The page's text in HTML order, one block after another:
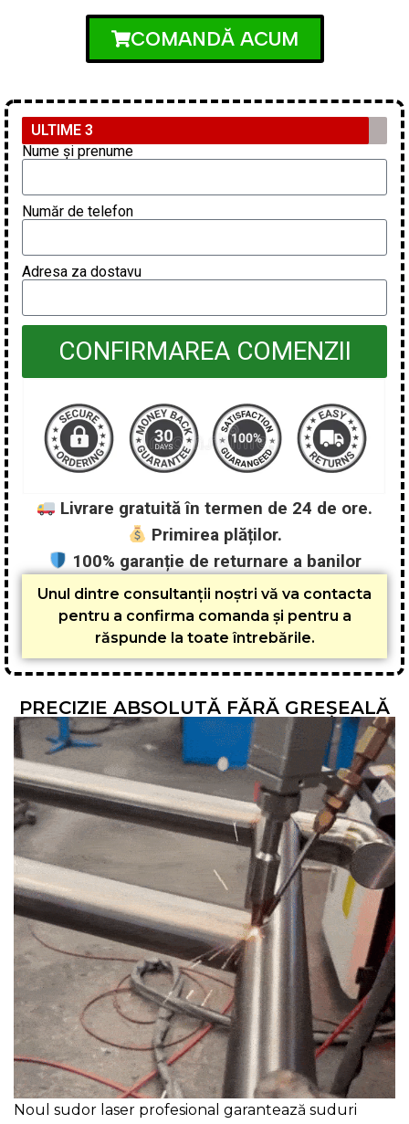
COMANDĂ ACUM
ULTIME 3
Nume și prenume
Număr de telefon
Adresa za dostavu
CONFIRMAREA COMENZII
Livrare gratuită în termen de 24 de ore.
Primirea plăților.
100% garanție de returnare a banilor
Unul dintre consultanții noștri vă va contacta
pentru a confirma comanda și pentru a
răspunde la toate întrebările.
PRECIZIE ABSOLUTĂ FĂRĂ GREȘEALĂ
Noul sudor laser profesional garantează suduri